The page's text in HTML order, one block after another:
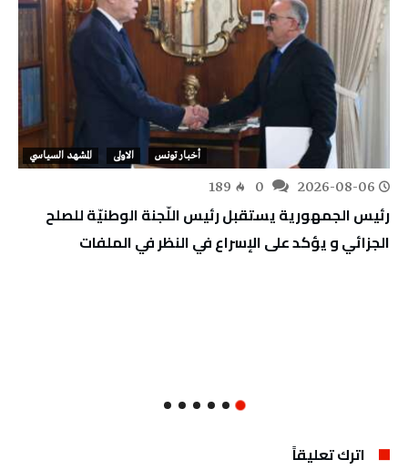
أخبار تونس الاولى المشهد السياسي
2026-08-06
189
رئيس الجمهورية يستقبل رئيس اللّجنة الوطنيّة للصلح
الجزائي و يؤكد على الإسراع في النظر في الملفات
اترك تعليقاً